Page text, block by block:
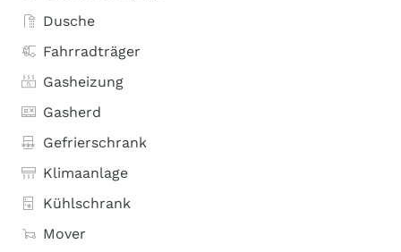
Dusche
Fahrradträger
Gasheizung
Gasherd
Gefrierschrank
Klimaanlage
Kühlschrank
Mover